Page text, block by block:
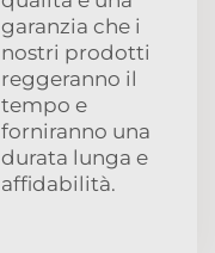
garanzia che i
nostri prodotti
reggeranno il
tempo e
forniranno una
durata lunga e
affidabilità.